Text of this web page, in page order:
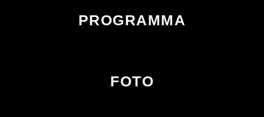
PROGRAMMA
FOTO